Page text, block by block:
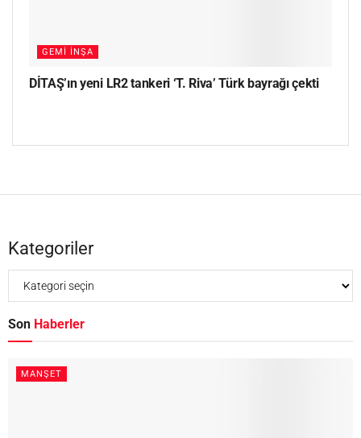
GEMI İNŞA
DİTAŞ’ın yeni LR2 tankeri ‘T. Riva’ Türk bayrağı çekti
Kategoriler
Son Haberler
MANŞET